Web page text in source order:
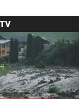
Rosenbauer
vor 13
Deutschkursen
vor